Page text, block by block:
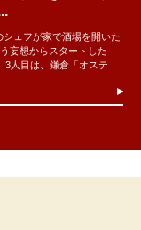
シェフが家で酒場を開いた
妄想からスタートした
3人目は、鎌倉「オステ